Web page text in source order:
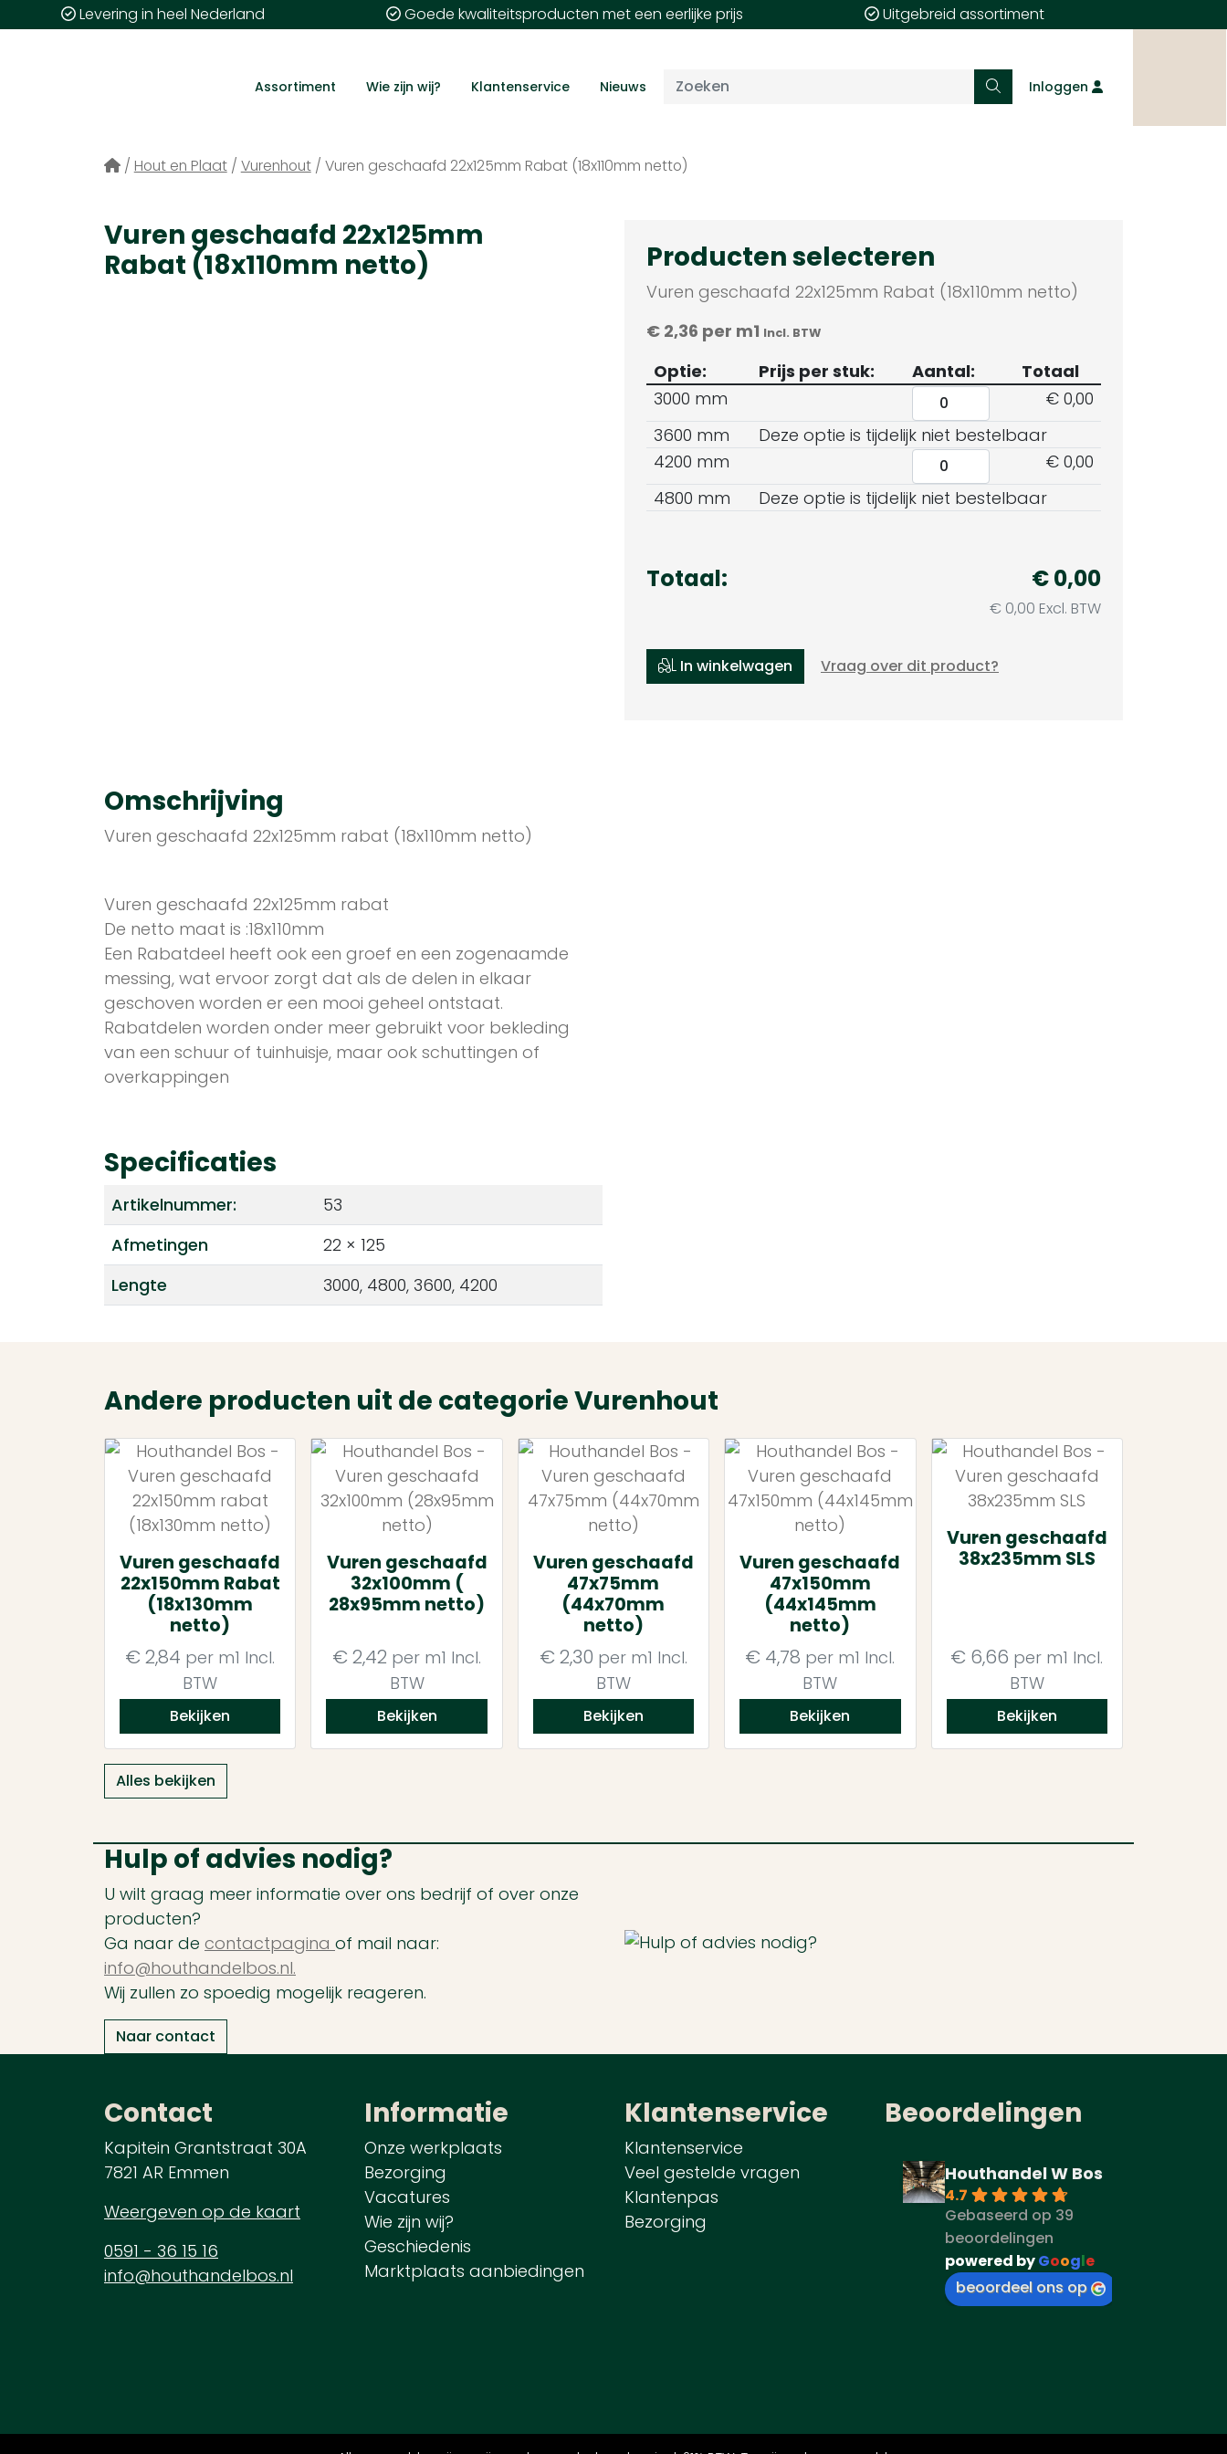
Levering in heel Nederland Goede kwaliteitsproducten met een eerlijke prijs Uitgebreid assortiment
Assortiment Wie zijn wij? Klantenservice Nieuws Inloggen
/ Hout en Plaat / Vurenhout / Vuren geschaafd 22x125mm Rabat (18x110mm netto)
Vuren geschaafd 22x125mm
Rabat (18x110mm netto)
Producten selecteren
Vuren geschaafd 22x125mm Rabat (18x110mm netto)
€ 2,36 per m1 Incl. BTW
Optie: Prijs per stuk: Aantal:
Totaal
3000 mm
€ 0,00
3600 mm
Deze optie is tijdelijk niet bestelbaar
4200 mm
€ 0,00
4800 mm
Deze optie is tijdelijk niet bestelbaar
Totaal: € 0,00
€ 0,00 Excl. BTW
In winkelwagen Vraag over dit product?
Omschrijving
Vuren geschaafd 22x125mm rabat (18x110mm netto)
Vuren geschaafd 22x125mm rabat
De netto maat is :18x110mm
Een Rabatdeel heeft ook een groef en een zogenaamde
messing, wat ervoor zorgt dat als de delen in elkaar
geschoven worden er een mooi geheel ontstaat.
Rabatdelen worden onder meer gebruikt voor bekleding
van een schuur of tuinhuisje, maar ook schuttingen of
overkappingen
Specificaties
Artikelnummer:
53
Afmetingen
22 × 125
Lengte
3000, 4800, 3600, 4200
Andere producten uit de categorie Vurenhout
Vuren geschaafd
22x150mm Rabat
(18x130mm
netto)
€ 2,84 per m1 Incl.
BTW
Bekijken
Vuren geschaafd
32x100mm (
28x95mm netto)
€ 2,42 per m1 Incl.
BTW
Bekijken
Vuren geschaafd
47x75mm
(44x70mm
netto)
€ 2,30 per m1 Incl.
BTW
Bekijken
Vuren geschaafd
47x150mm
(44x145mm
netto)
€ 4,78 per m1 Incl.
BTW
Bekijken
Vuren geschaafd
38x235mm SLS
€ 6,66 per m1 Incl.
BTW
Bekijken
Alles bekijken
Hulp of advies nodig?
U wilt graag meer informatie over ons bedrijf of over onze
producten?
Ga naar de contactpagina of mail naar:
info@houthandelbos.nl.
Wij zullen zo spoedig mogelijk reageren.
Naar contact
Contact
Kapitein Grantstraat 30A
7821 AR Emmen
Weergeven op de kaart
0591 - 36 15 16
info@houthandelbos.nl
Informatie
Onze werkplaats
Bezorging
Vacatures
Wie zijn wij?
Geschiedenis
Marktplaats aanbiedingen
Klantenservice
Klantenservice
Veel gestelde vragen
Klantenpas
Bezorging
Beoordelingen
Houthandel W Bos
4.7
Gebaseerd op 39
beoordelingen
powered byGoogle
beoordeel ons op